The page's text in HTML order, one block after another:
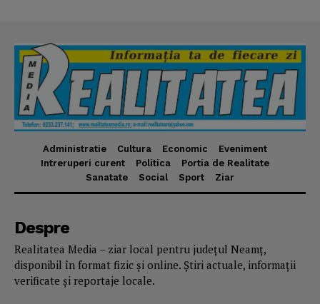
Administratie Cultura Economic
Eveniment
Intreruperi curent
Politica
Portia de Realitate
Sanatate
Social Sport Ziar
Despre
Realitatea Media – ziar local pentru județul Neamț,
disponibil în format fizic și online. Știri actuale, informații
verificate și reportaje locale.